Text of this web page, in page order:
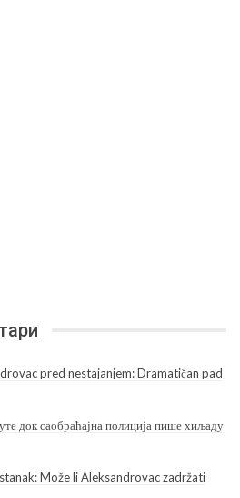
pred nestajanjem: Dramatičan pad
док саобраћајна полиција пише хиљаду
Može li Aleksandrovac zadržati